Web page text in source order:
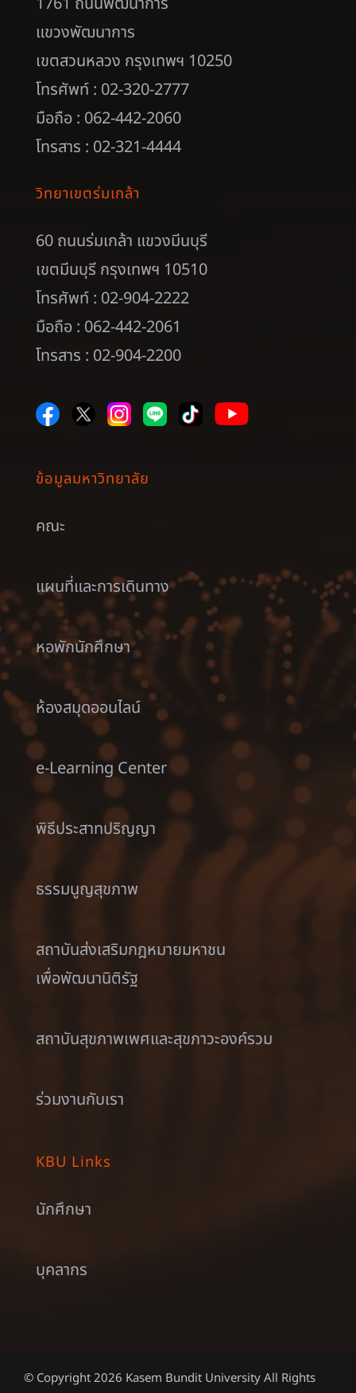
แขวงพัฒนาการ
เขตสวนหลวง กรุงเทพฯ 10250
โทรศัพท์ : 02-320-2777
มือถือ : 062-442-2060
โทรสาร : 02-321-4444
วิทยาเขตร่มเกล้า
60 ถนนร่มเกล้า แขวงมีนบุรี
เขตมีนบุรี กรุงเทพฯ 10510
โทรศัพท์ : 02-904-2222
มือถือ : 062-442-2061
โทรสาร : 02-904-2200
ข้อมูลมหาวิทยาลัย
คณะ
แผนที่และการเดินทาง
หอพักนักศึกษา
ห้องสมุดออนไลน์
e-Learning Center
พิธีประสาทปริญญา
ธรรมนูญสุขภาพ
สถาบันส่งเสริมกฎหมายมหาชน
เพื่อพัฒนานิติรัฐ
สถาบันสุขภาพเพศและสุขภาวะองค์รวม
ร่วมงานกับเรา
KBU Links
นักศึกษา
บุคลากร
© Copyright 2026 Kasem Bundit University All Rights